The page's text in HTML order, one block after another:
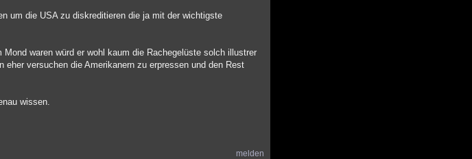
um die USA zu diskreditieren die ja mit der wichtigste
waren würd er wohl kaum die Rachegelüste solch illustrer
versuchen die Amerikanern zu erpressen und den Rest
wissen.
melden